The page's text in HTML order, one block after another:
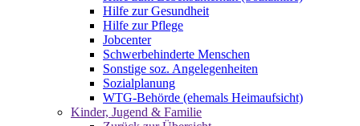
Hilfe zur Gesundheit
Hilfe zur Pflege
Jobcenter
Schwerbehinderte Menschen
Sonstige soz. Angelegenheiten
Sozialplanung
WTG-Behörde (ehemals Heimaufsicht)
Kinder, Jugend & Familie